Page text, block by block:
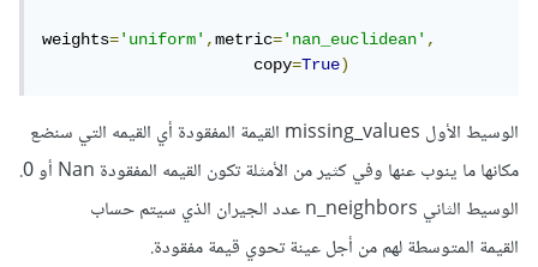
weights='uniform',metric='nan_euclidean',
                      copy
=True)
الوسيط الأول missing_values القيمة المفقودة أي القيمه التي سنضع
مكانها ما ينوب عنها وفي كثير من الأمثلة تكون القيمه المفقودة Nan أو 0.
الوسيط الثاني n_neighbors عدد الجيران الذي سيتم حساب
القيمة المتوسطة لهم من أجل عينة تحوي قيمة مفقودة.